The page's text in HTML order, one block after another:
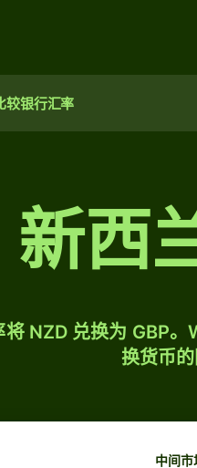
较银行汇率
新西
NZD 兑换为 GBP
换货币的
中间市